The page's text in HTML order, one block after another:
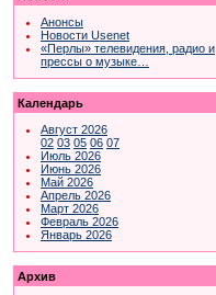
Анонсы
Новости Usenet
«Перлы» телевидения, радио и
прессы о музыке…
Календарь
Август 2026
02 03 05 06 07
Июль 2026
Июнь 2026
Май 2026
Апрель 2026
Март 2026
Февраль 2026
Январь 2026
Архив